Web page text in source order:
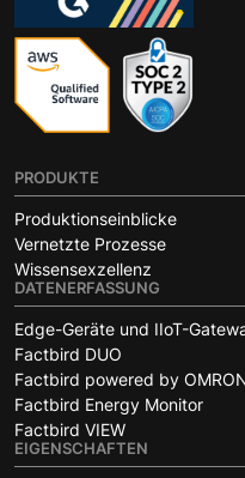
PRODUKTE
Produktionseinblicke
Vernetzte Prozesse
Wissensexzellenz
DATENERFASSUNG
Edge-Geräte und IIoT-
Factbird DUO
Factbird powered by
Factbird Energy Monitor
Factbird VIEW
EIGENSCHAFTEN